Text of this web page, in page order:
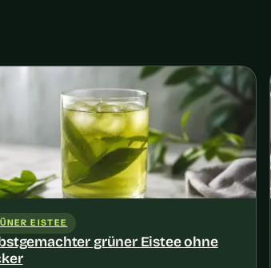
EISTEE
grüner Eistee ohne